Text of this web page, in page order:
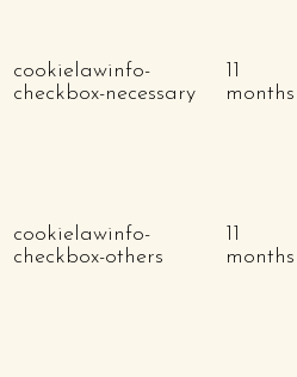
cookielawinfo-
checkbox-necessary
11
months
cookielawinfo-
checkbox-others
11
months